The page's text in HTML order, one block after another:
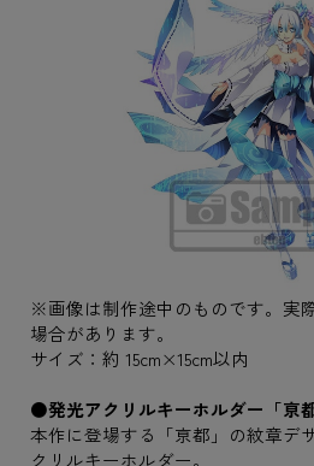
※画像は制作途中のものです。実
場合があります。
サイズ：約 15cm×15cm以内
●発光アクリルキーホルダー「亰都
本作に登場する「亰都」の紋章デ
クリルキーホルダー。